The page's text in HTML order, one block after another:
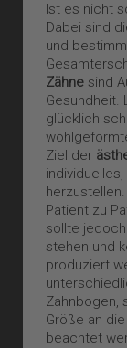
Ist es nicht
Dabei sind
und
Zähne sind
Gesundheit.
glücklich
Ziel der
Patient zu
sollte
stehen und
produziert
Zahnbogen,
Größe an
beachtet